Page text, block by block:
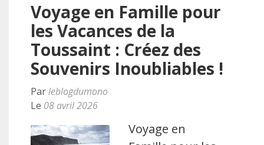
Voyage en Famille pour
les Vacances de la
Toussaint : Créez des
Souvenirs Inoubliables !
Parleblogdumono
Le 08 avril 2026
Voyage en